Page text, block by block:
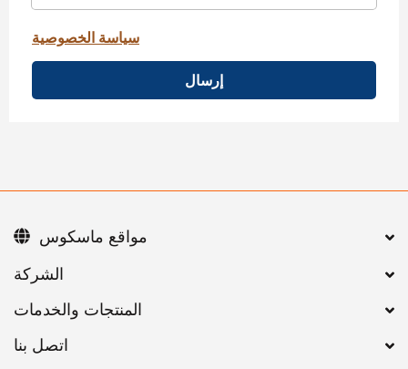
سياسة الخصوصية
إرسال
اتصل بنا
مواقع ماسكوس